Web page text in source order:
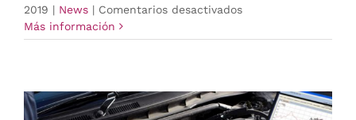
2019 | News | Comentarios desactivadosen
Más información